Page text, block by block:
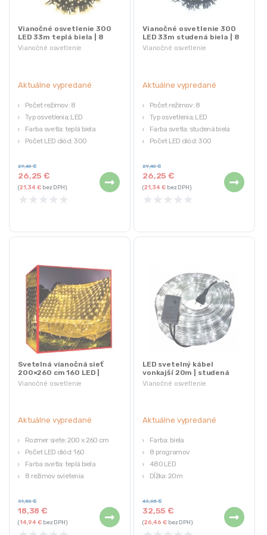
Vianočné osvetlenie
Vianočné osvetlenie 300
LED 33m teplá biela | 8
režimov
Aktuálne vypredané
Počet režimov: 8
Typ osvetlenia; LED
Farba svetla: teplá biela
Počet LED diód: 300
26,25€
29,40€
(21,34€bez DPH)
★ ★ ★ ★ ★
Vianočné osvetlenie
Vianočné osvetlenie 300
LED 33m studená biela | 8
režimov
Aktuálne vypredané
Počet režimov: 8
Typ osvetlenia; LED
Farba svetla: studená biela
Počet LED diód: 300
26,25€
29,40€
(21,34€bez DPH)
★ ★ ★ ★ ★
Vianočné osvetlenie
Svetelná vianočná sieť
200×260 cm 160 LED |
teplá biela
Aktuálne vypredané
Rozmer siete: 200 x 260 cm
Počet LED diód: 160
Farba svetla: teplá biela
8 režimov svietenia
18,38€
31,50€
(14,94€bez DPH)
Vianočné osvetlenie
LED svetelný kábel
vonkajší 20m | studená
biela
Aktuálne vypredané
Farba: biela
8 programov
480 LED
Dĺžka: 20m
32,55€
43,05€
(26,46€bez DPH)